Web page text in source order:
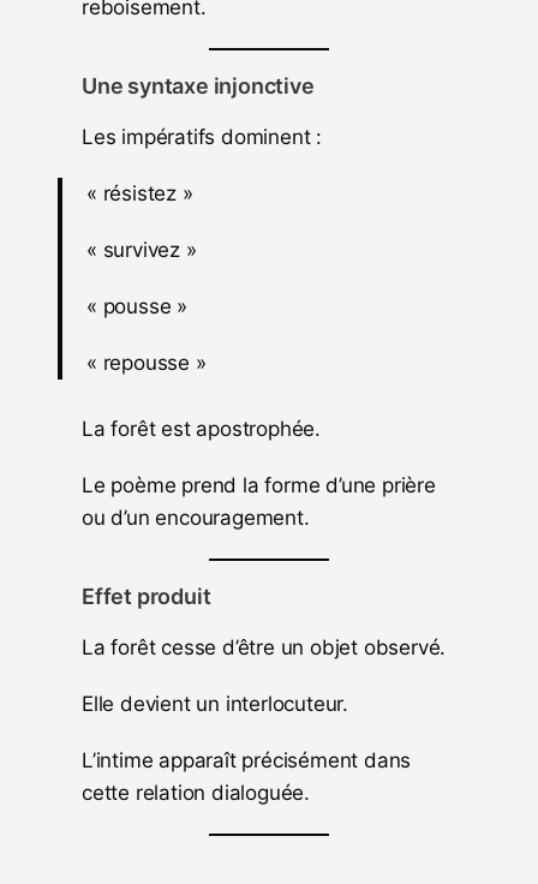
reboisement.
Une syntaxe injonctive
Les impératifs dominent :
« résistez »
« survivez »
« pousse »
« repousse »
La forêt est apostrophée.
Le poème prend la forme d’une prière
ou d’un encouragement.
Effet produit
La forêt cesse d’être un objet observé.
Elle devient un interlocuteur.
L’intime apparaît précisément dans
cette relation dialoguée.